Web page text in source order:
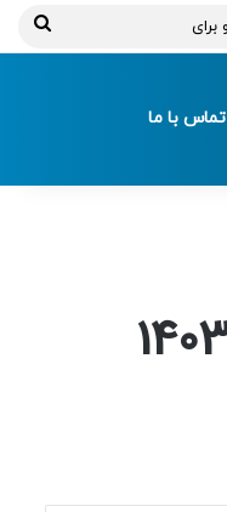
تماس با ما